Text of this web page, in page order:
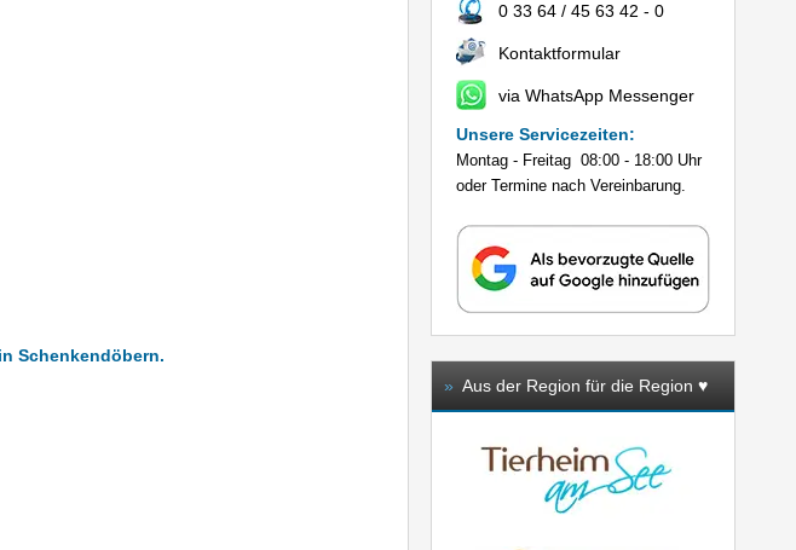
Schenkendöbern.
0 33 64 / 45 63 42 - 0
Kontaktformular
via WhatsApp Messenger
Unsere Servicezeiten:
Montag - Freitag 08:00 - 18:00 Uhr
oder Termine nach Vereinbarung.
» Aus der Region für die Region ♥️